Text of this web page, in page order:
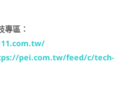
專區：
pei.com.tw/feed/c/tech-